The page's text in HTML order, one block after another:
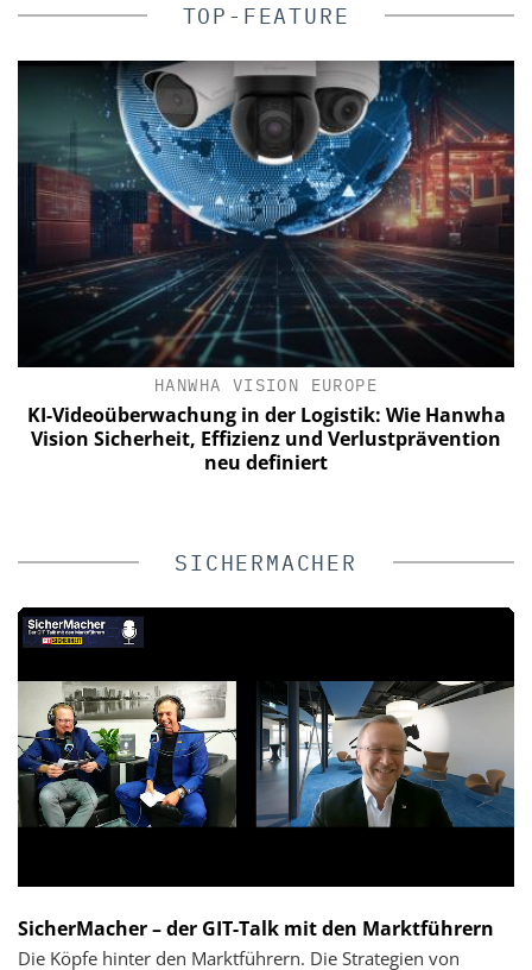
TOP-FEATURE
SEMTECH /SIERRA WIRELESS S.A.
Wie europäische Unternehmen zuverlässige mobile
Videoüberwachung erreichen – ohne das Budget zu
sprengen
SICHERMACHER
SicherMacher – der GIT-Talk mit den Marktführern
Die Köpfe hinter den Marktführern. Die Strategien von